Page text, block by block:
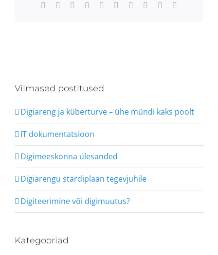
Facebook Reddit LinkedInWhatsApp
TumblrPinterest Xing
Viimased postitused
Digiareng ja küberturve – ühe mündi kaks poolt
IT dokumentatsioon
Digimeeskonna ülesanded
Digiarengu stardiplaan tegevjuhile
Digiteerimine või digimuutus?
Kategooriad